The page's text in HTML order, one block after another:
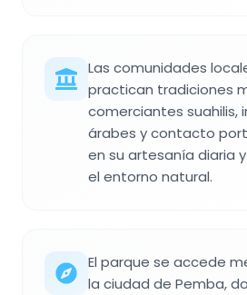
Las comunidades
practican tradiciones
comerciantes suahilis,
árabes y contacto
en su artesanía diaria
el entorno natural.
El parque se accede
la ciudad de Pemba,